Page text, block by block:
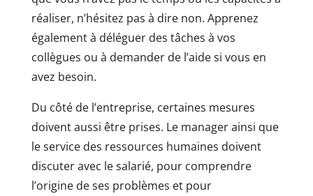
réaliser, n’hésitez pas à dire non. Apprenez
également à déléguer des tâches à vos
collègues ou à demander de l’aide si vous en
avez besoin.
Du côté de l’entreprise, certaines mesures
doivent aussi être prises. Le manager ainsi que
le service des ressources humaines doivent
discuter avec le salarié, pour comprendre
l’origine de ses problèmes et pour